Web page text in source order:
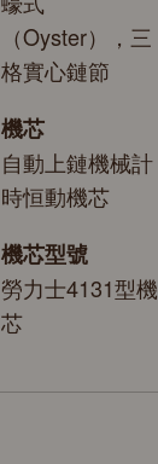
（Oyster），三
格實心鏈節
機芯
自動上鏈機械計
時恒動機芯
機芯型號
勞力士4131型機
芯